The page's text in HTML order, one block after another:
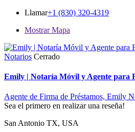
Llamar+1 (830) 320-4319
Mostrar Mapa
Notarios Cerrado
Emily | Notaría Móvil y Agente para
Agente de Firma de Préstamos, Emily
Sea el primero en realizar una reseña!
San Antonio TX, USA